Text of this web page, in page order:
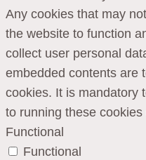
Any cookies that may
the website to function
collect user personal
embedded contents are
cookies. It is mandatory
to running these
Functional
Functional